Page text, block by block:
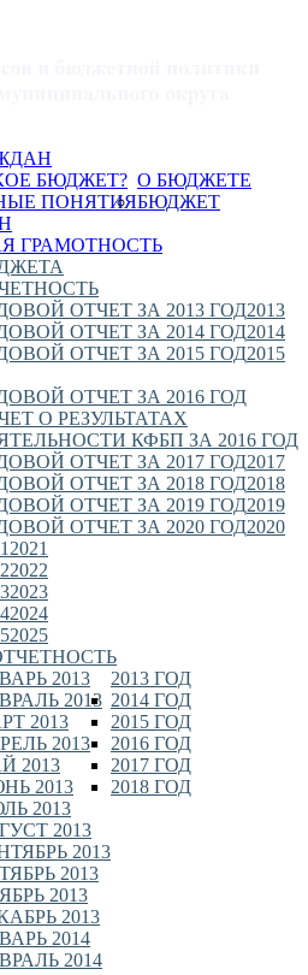
О БЮДЖЕТЕ
БЮДЖЕТ?
ПОНЯТИЯБЮДЖЕТ
ГРАМОТНОСТЬ
2013
ОТЧЕТ ЗА 2013 ГОД
2014
ОТЧЕТ ЗА 2014 ГОД
2015
ОТЧЕТ ЗА 2015 ГОД
ОТЧЕТ ЗА 2016 ГОД
О РЕЗУЛЬТАТАХ
КФБП ЗА 2016 ГОД
2017
ОТЧЕТ ЗА 2017 ГОД
2018
ОТЧЕТ ЗА 2018 ГОД
2019
ОТЧЕТ ЗА 2019 ГОД
2020
ОТЧЕТ ЗА 2020 ГОД
2021
2022
2023
2024
2025
2013 ГОД
2013
2013
2013
2013
2013
2013
2013
2013
2013
2013
2013
2013
2014 ГОД
2014
2014
2015 ГОД
2016 ГОД
2017 ГОД
2018 ГОД